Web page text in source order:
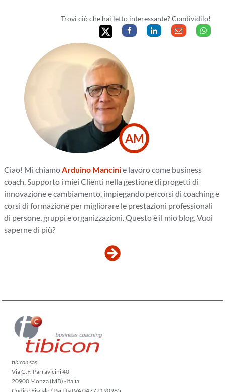
Trovi ciò che hai letto interessante? Condividilo!
AM
Ciao! Mi chiamo Arduino Mancinie lavoro come business
coach. Supporto i miei Clienti nella gestione di progetti di
innovazione e cambiamento, impiegando percorsi di coaching e
corsi di formazione per migliorare le prestazioni professionali
di persone, gruppi e organizzazioni. Questo è il mio blog. Vuoi
saperne di più?
tibiconsas
Via G.F. Parravicini 40
20900 Monza (MB) -Italia